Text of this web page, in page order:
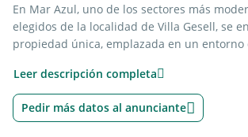
En Mar Azul, uno de los sectores más
elegidos de la localidad de Villa Gesell, se
propiedad única, emplazada en un entorno
Este distinguido tríplex fue concebido
naturaleza original del lote, integrándose
Leer descripción completa
Pedir más datos al anunciante